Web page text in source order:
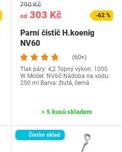
od 303 Kč
790 Kč
-62 %
Parní čistič H.koenig
NV60
(60×)
Tlak páry: 4,2 Topný výkon: 1000
W Model: NV60 Nádoba na vodu:
250 ml Barva: žlutá, černá
> 5 kusů skladem
Čistím sklad